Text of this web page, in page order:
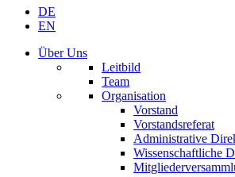
DE
EN
Über Uns
Leitbild
Team
Organisation
Vorstand
Vorstandsreferat
Administrative
Wissenschaftliche